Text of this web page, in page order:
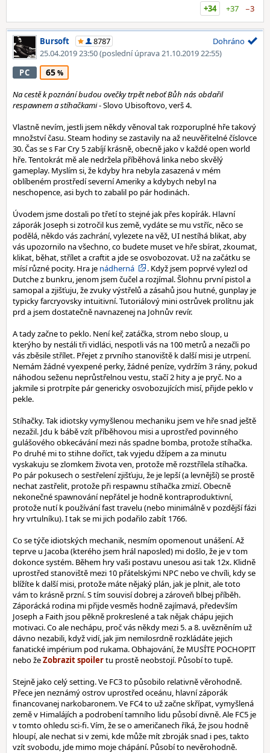
+34
+37 −3
Bursoft
8787
25.04.2019 23:50(poslední úprava 21.10.2019 22:55)
Dohráno
PC 65
Na cestě k poznání budou ovečky trpět neboť Bůh nás obdařil
respawnem a stíhačkami- Slovo Ubisoftovo, verš 4.
Vlastně nevím, jestli jsem někdy věnoval tak rozporuplné hře takový
množství času. Steam hodiny se zastavily na až neuvěřitelné číslovce
30. Čas se s Far Cry 5 zabíjí krásně, obecně jako v každé open world
hře. Tentokrát mě ale nedržela příběhová linka nebo skvělý
gameplay. Myslím si, že kdyby hra nebyla zasazená v mém
oblíbeném prostředí severní Ameriky a kdybych nebyl na
neschopence, asi bych to zabalil po pár hodinách.
Úvodem jsme dostali po třetí to stejné jak přes kopírák. Hlavní
záporák Joseph si zotročil kus země, vydáte se mu vstříc, něco se
podělá, někdo vás zachrání, vylezete na věž, UI nestíhá blikat, aby
vás upozornilo na všechno, co budete muset ve hře sbírat, zkoumat,
klikat, běhat, střílet a craftit a jde se osvobozovat. Už na začátku se
mísí různé pocity. Hra je nádherná
. Když jsem poprvé vylezl od
Dutche z bunkru, jenom jsem čučel a rozjímal. Šlohnu první pistol a
samopal a zjišťuju, že zvuky výstřelů a zásahů jsou hutné, gunplay je
typicky farcryovsky intuitivní. Tutoriálový mini ostrůvek prolítnu jak
prd a jsem dostatečně navnazenej na Johnův revír.
A tady začne to peklo. Není keř, zatáčka, strom nebo sloup, u
kterýho by nestáli tři vidláci, nespotli vás na 100 metrů a nezačli po
vás zběsile střílet. Přejet z prvního stanoviště k další misi je utrpení.
Nemám žádné vyexpené perky, žádné peníze, vydržím 3 rány, pokud
náhodou seženu neprůstřelnou vestu, stačí 2 hity a je pryč. No a
jakmile si protrpíte pár genericky osvobozujících misí, přijde peklo v
pekle.
Stíhačky. Tak idiotsky vymyšlenou mechaniku jsem ve hře snad ještě
nezažil. Jdu k bábě vzít příběhovou misi a uprostřed povinného
gulášového obkecávání mezi nás spadne bomba, protože stíhačka.
Po druhé mi to stihne doříct, tak vyjedu džípem a za minutu
vyskakuju se zlomkem života ven, protože mě rozstřílela stíhačka.
Po pár pokusech o sestřelení zjišťuju, že je lepší (a levnější) se prostě
nechat zastřelit, protože při respawnu stíhačka zmizí. Obecně
nekonečné spawnování nepřátel je hodně kontraproduktivní,
protože nutí k používání fast travelu (nebo minimálně v pozdější fázi
hry vrtulníku). I tak se mi jich podařilo zabít 1766.
Co se týče idiotských mechanik, nesmím opomenout unášení. Až
teprve u Jacoba (kterého jsem hrál naposled) mi došlo, že je v tom
dokonce systém. Během hry vaši postavu unesou asi tak 12x. Klidně
uprostřed stanoviště mezi 10 přátelskými NPC nebo ve chvíli, kdy se
blížíte k další misi, protože máte nějaký plán, jak je plnit, ale toto
vám to krásně przní. S tím souvisí dobrej a zároveň blbej příběh.
Záporácká rodina mi přijde vesměs hodně zajímavá, především
Joseph a Faith jsou pěkně prokreslené a tak nějak chápu jejich
motivaci. Co ale nechápu, proč vás někdy mezi 5. a 8. uvězněním už
dávno nezabili, když vidí, jak jim nemilosrdně rozkládáte jejich
fanatické impérium pod rukama. Obhajování, že MUSÍTE POCHOPIT
nebo že
tu prostě neobstojí. Působí to tupě.
Stejně jako celý setting. Ve FC3 to působilo relativně věrohodně.
Přece jen neznámý ostrov uprostřed oceánu, hlavní záporák
financovanej narkobaronem. Ve FC4 to už začne skřípat, vymyšlená
země v Himalájích a podrobení tamního lidu působí divně. Ale FC5 je
v tomto ohledu sci-fi. Vím, že se o američanech říká, že jsou hodně
hloupí, ale nechat si v zemi, kde může mít zbroják snad i pes, takto
vzít svobodu, jde mimo moje chápání. Působí to nevěrohodně.